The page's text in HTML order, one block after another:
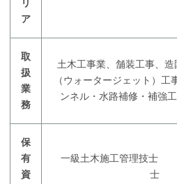
リ
ア
取
扱
業
務
土木工事業、舗装工事、
（ウォータージェット）工
ンネル・水路補修・補強
保
有
資
一級土木施工管理技士
士